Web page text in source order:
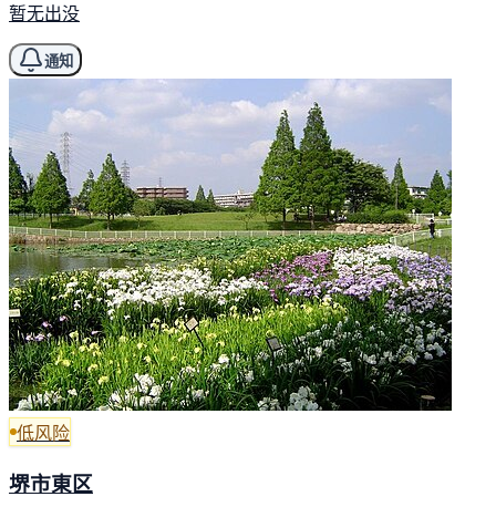
暂无出没
通知
低风险
堺市東区